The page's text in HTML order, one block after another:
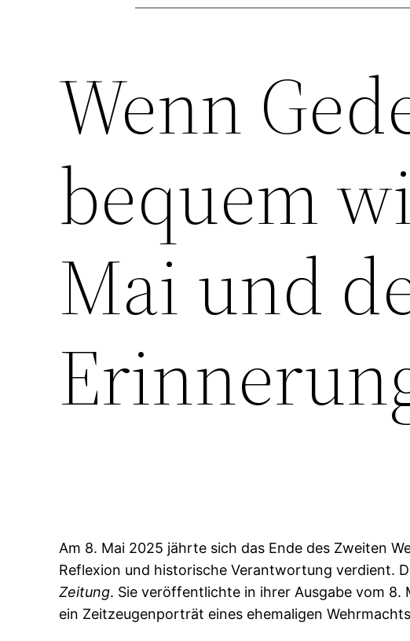
Wenn
bequem
Mai und
Am 8. Mai 2025 jährte sich das Ende des Zweiten
Reflexion und historische Verantwortung verdient.
Zeitung. Sie veröffentlichte in ihrer Ausgabe vom 8.
ein Zeitzeugenporträt eines ehemaligen